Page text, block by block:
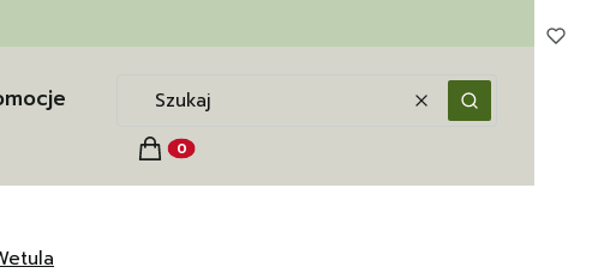
WyczyśćSzukaj
Produkty w koszyku: 0. Zobacz szczegóły
Koszyk